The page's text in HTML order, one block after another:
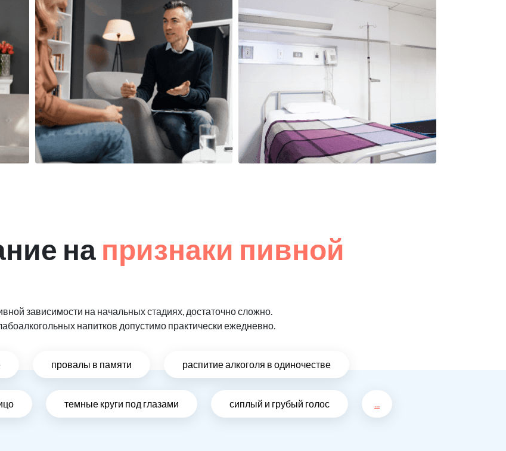
на признаки пивной
зависимости на начальных стадиях, достаточно сложно.
напитков допустимо практически ежедневно.
провалы в памяти распитие алкоголя в одиночестве
темные круги под глазами сиплый и грубый голос ...